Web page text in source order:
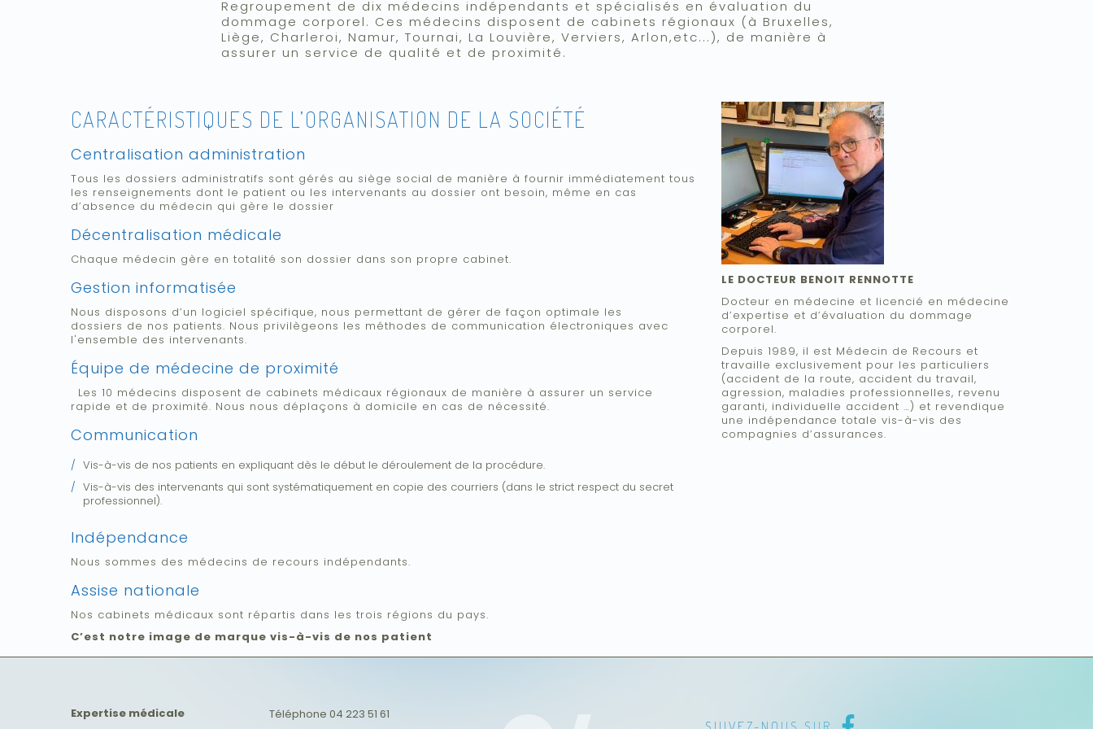
Regroupement de dix médecins indépendants et spécialisés en évaluation du
dommage corporel. Ces médecins disposent de cabinets régionaux (à Bruxelles,
Liège, Charleroi, Namur, Tournai, La Louvière, Verviers, Arlon,etc...), de manière à
assurer un service de qualité et de proximité.
CARACTÉRISTIQUES DE L’ORGANISATION DE LA SOCIÉTÉ
Centralisation administration
Tous les dossiers administratifs sont gérés au siège social de manière à fournir immédiatement tous
les renseignements dont le patient ou les intervenants au dossier ont besoin, même en cas
d’absence du médecin qui gère le dossier
Décentralisation médicale
Chaque médecin gère en totalité son dossier dans son propre cabinet.
Gestion informatisée
Nous disposons d’un logiciel spécifique, nous permettant de gérer de façon optimale les
dossiers de nos patients. Nous privilègeons les méthodes de communication électroniques avec
l'ensemble des intervenants.
Équipe de médecine de proximité
Les 10 médecins disposent de cabinets médicaux régionaux de manière à assurer un service
rapide et de proximité. Nous nous déplaçons à domicile en cas de nécessité.
Communication
Vis-à-vis de nos patients en expliquant dès le début le déroulement de la procédure.
Vis-à-vis des intervenants qui sont systématiquement en copie des courriers (dans le strict respect du secret
professionnel).
Indépendance
Nous sommes des médecins de recours indépendants.
Assise nationale
Nos cabinets médicaux sont répartis dans les trois régions du pays.
C’est notre image de marque vis-à-vis de nos patient
Image
LE DOCTEUR BENOIT RENNOTTE
Docteur en médecine et licencié en médecine
d’expertise et d’évaluation du dommage
corporel.
Depuis 1989, il est Médecin de Recours et
travaille exclusivement pour les particuliers
(accident de la route, accident du travail,
agression, maladies professionnelles, revenu
garanti, individuelle accident …) et revendique
une indépendance totale vis-à-vis des
compagnies d’assurances.
Expertise médicale
Téléphone 04 223 51 61